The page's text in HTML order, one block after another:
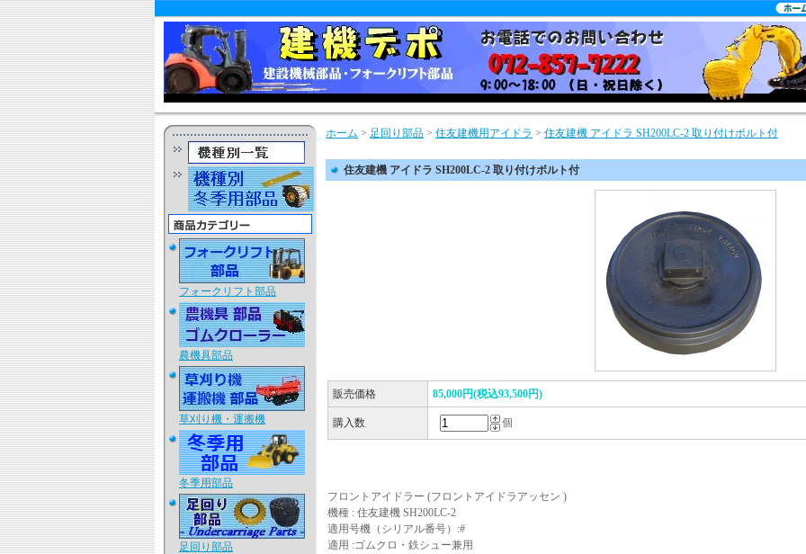
フォークリフト部品
農機具部品
草刈り機・運搬機
冬季用部品
足回り部品
ホーム > 足回り部品 > 住友建機用アイドラ > 住友建機 アイドラ SH200LC-2 取り付けボルト付
住友建機 アイドラ SH200LC-2 取り付けボルト付
販売価格 85,000円(税込93,500円)
購入数 個
フロントアイドラー (フロントアイドラアッセン )
機種 : 住友建機 SH200LC-2
適用号機（シリアル番号）:#
適用 :ゴムクロ・鉄シュー兼用